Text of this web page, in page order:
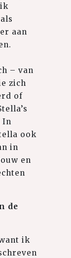
aan
– van
zich
of
In
ook
in
en
de
ik